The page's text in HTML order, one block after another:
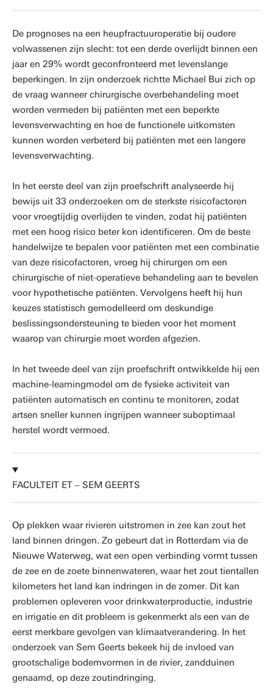
De prognoses na een heupfractuuroperatie bij oudere
volwassenen zijn slecht: tot een derde overlijdt binnen een
jaar en 29% wordt geconfronteerd met levenslange
beperkingen. In zijn onderzoek richtte Michael Bui zich op
de vraag wanneer chirurgische overbehandeling moet
worden vermeden bij patiënten met een beperkte
levensverwachting en hoe de functionele uitkomsten
kunnen worden verbeterd bij patiënten met een langere
levensverwachting.
In het eerste deel van zijn proefschrift analyseerde hij
bewijs uit 33 onderzoeken om de sterkste risicofactoren
voor vroegtijdig overlijden te vinden, zodat hij patiënten
met een hoog risico beter kon identificeren. Om de beste
handelwijze te bepalen voor patiënten met een combinatie
van deze risicofactoren, vroeg hij chirurgen om een
chirurgische of niet-operatieve behandeling aan te bevelen
voor hypothetische patiënten. Vervolgens heeft hij hun
keuzes statistisch gemodelleerd om deskundige
beslissingsondersteuning te bieden voor het moment
waarop van chirurgie moet worden afgezien.
In het tweede deel van zijn proefschrift ontwikkelde hij een
machine-learningmodel om de fysieke activiteit van
patiënten automatisch en continu te monitoren, zodat
artsen sneller kunnen ingrijpen wanneer suboptimaal
herstel wordt vermoed.
FACULTEIT ET – SEM GEERTS
Op plekken waar rivieren uitstromen in zee kan zout het
land binnen dringen. Zo gebeurt dat in Rotterdam via de
Nieuwe Waterweg, wat een open verbinding vormt tussen
de zee en de zoete binnenwateren, waar het zout tientallen
kilometers het land kan indringen in de zomer. Dit kan
problemen opleveren voor drinkwaterproductie, industrie
en irrigatie en dit probleem is gekenmerkt als een van de
eerst merkbare gevolgen van klimaatverandering. In het
onderzoek van Sem Geerts bekeek hij de invloed van
grootschalige bodemvormen in de rivier, zandduinen
genaamd, op deze zoutindringing.